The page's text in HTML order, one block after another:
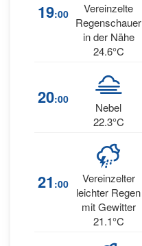
19:00
Vereinzelte
Regenschauer
in der Nähe
24.6°C
20:00
Nebel
22.3°C
21 :00
Vereinzelter
leichter Regen
mit Gewitter
21.1°C